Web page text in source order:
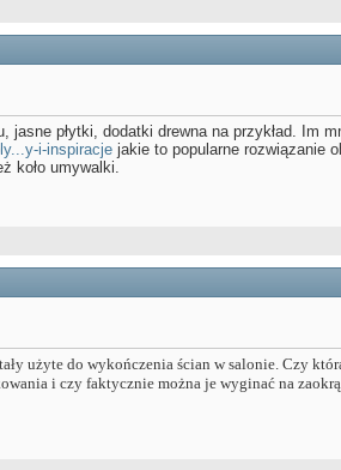
płytki, dodatki drewna na przykład. Im
i-inspiracje jakie to popularne rozwiązanie
koło umywalki.
użyte do wykończenia ścian w salonie. Czy
i czy faktycznie można je wyginać na